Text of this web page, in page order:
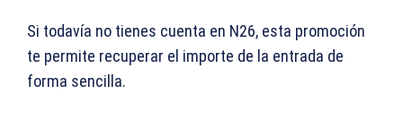
Si todavía no tienes cuenta en N26, esta promoción
te permite recuperar el importe de la entrada de
forma sencilla.